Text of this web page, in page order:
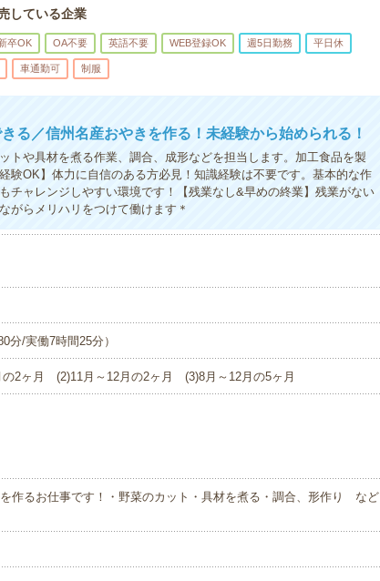
している企業
卒OK OA不要 英語不要 WEB登録OK 週5日勤務 平日休
車通勤可 制服
る／信州名産おやきを作る！未経験から始められる！
トや具材を煮る作業、調合、成形などを担当します。加工食品を製
験OK】体力に自信のある方必見！知識経験は不要です。基本的な作
チャレンジしやすい環境です！【残業なし&早めの終業】残業がない
がらメリハリをつけて働けます＊
分/実働7時間25分）
2ヶ月 (2)11月～12月の2ヶ月 (3)8月～12月の5ヶ月
作るお仕事です！・野菜のカット・具材を煮る・調合、形作り など